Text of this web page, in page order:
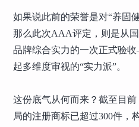
如果说此前的荣誉是对“养固
那么此次AAA评定，则是从
品牌综合实力的一次正式验
起多维度审视的“实力派”。
这份底气从何而来？截至目前
局的注册商标已超过300件，